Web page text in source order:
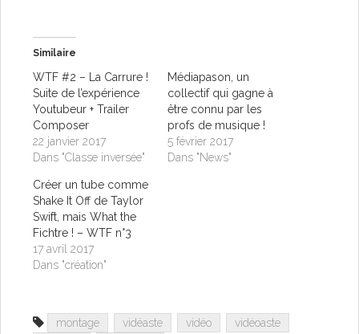
Similaire
WTF #2 – La Carrure !
Suite de l’expérience
Youtubeur + Trailer
Composer
22 janvier 2017
Dans "Classe inversée"
Médiapason, un
collectif qui gagne à
être connu par les
profs de musique !
5 février 2017
Dans "News"
Créer un tube comme
Shake It Off de Taylor
Swift, mais What the
Fichtre ! – WTF n°3
17 avril 2017
Dans "création"
montage vidéaste vidéo
vidéoaste